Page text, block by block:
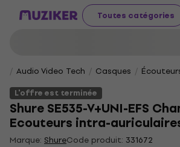
Toutes catégories
Audio Video Tech Casques
L'offre est terminée
Shure SE535-V+UNI-EFS
Ecouteurs intra-
Marque: ShureCode produit: 331672